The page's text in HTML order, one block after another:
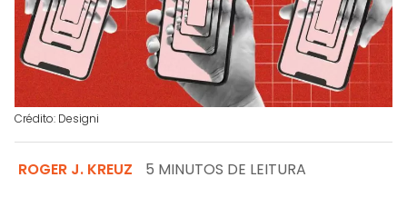
Crédito: Designi
ROGER J. KREUZ 5 MINUTOS DE LEITURA